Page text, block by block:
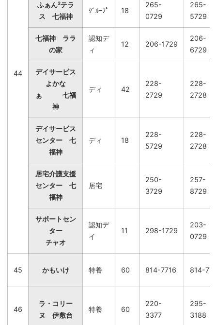
44
ふぁん²テラ
ス 七福神
ｸﾞﾙｰﾌﾟ 18
265-
0729
265-
5729
七福神 ララ
の家
認知デ
ィ
12 206-1729
206-
6729
デイサービス
よかな
ぁ 七福
神
ディ 42
228-
2729
228-
2728
デイサービス
センター 七
福神
ディ 18
228-
5729
228-
2728
居宅介護支援
センター 七
福神
居宅
250-
3729
257-
8729
サポートセン
ター
チャオ
認知デ
イ
11 298-1729
203-
0729
45 かもいけ 特養 60 814-7716 814-
46
ラ・コリー
ヌ 伊敷台
特養 60
220-
3377
295-
3188